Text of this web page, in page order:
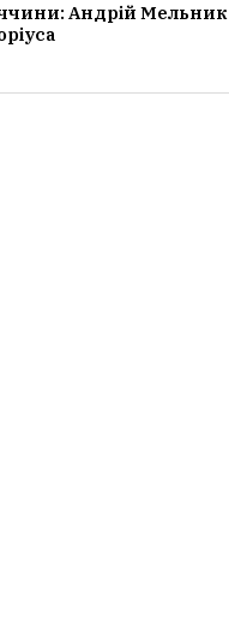
Андрій Мельник